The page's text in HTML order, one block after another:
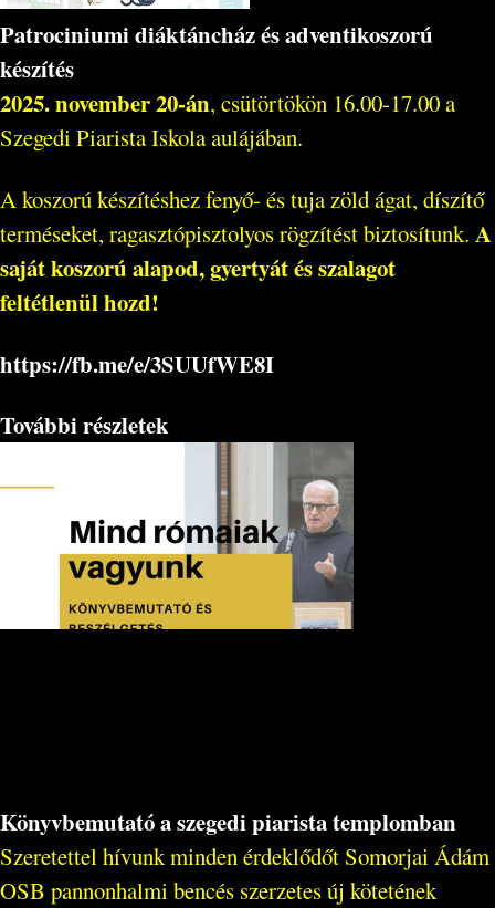
Patrociniumi diáktáncház és adventikoszorú
készítés
2025. november 20-án, csütörtökön 16.00-17.00 a
Szegedi Piarista Iskola aulájában.
A koszorú készítéshez fenyő- és tuja zöld ágat, díszítő
terméseket, ragasztópisztolyos rögzítést biztosítunk. A
saját koszorú alapod, gyertyát és szalagot
feltétlenül hozd!
https://fb.me/e/3SUUfWE8I
További részletek
Könyvbemutató a szegedi piarista templomban
Szeretettel hívunk minden érdeklődőt Somorjai Ádám
OSB pannonhalmi bencés szerzetes új kötetének